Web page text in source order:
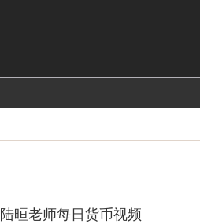
陆晅老师每日货币视频